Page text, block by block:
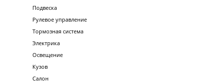
Подвеска
Рулевое управление
Тормозная система
Электрика
Освещение
Кузов
Салон